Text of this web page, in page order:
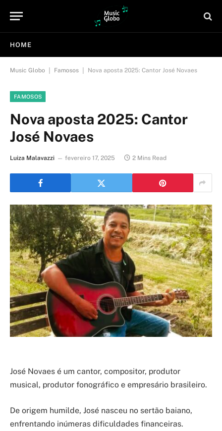
HOME
Music Globo Famosos Nova aposta 2025: Cantor José Novaes
FAMOSOS
Nova aposta 2025: Cantor
José Novaes
Luiza Malavazzi fevereiro 17, 2025 2 Mins Read
José Novaes é um cantor, compositor, produtor
musical, produtor fonográfico e empresário brasileiro.
De origem humilde, José nasceu no sertão baiano,
enfrentando inúmeras dificuldades financeiras.